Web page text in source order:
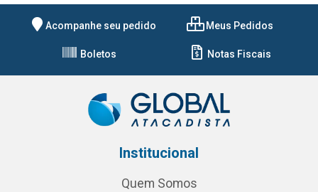
Acompanhe seu pedido Meus Pedidos
Boletos Notas Fiscais
Institucional
Quem Somos